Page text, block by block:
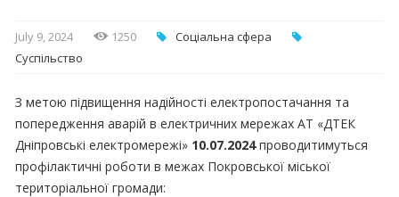
July 9, 2024 1250
Соціальна сфера
Суспільство
З метою підвищення надійності електропостачання та
попередження аварій в електричних мережах АТ «ДТЕК
Дніпровські електромережі» 10.07.2024проводитимуться
профілактичні роботи в межах Покровської міської
територіальної громади: